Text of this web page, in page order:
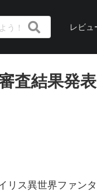
レビュ
査結果発
リス異世界ファン